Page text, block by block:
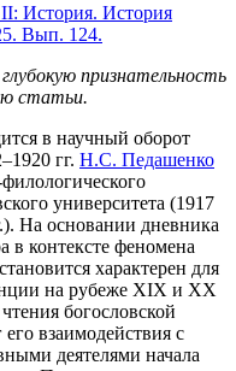
История. История
Вып. 124.
признательность
статьи.
в научный оборот
гг. Н.С. Педашенко
университета (1917
На основании дневника
в контексте феномена
характерен для
на рубеже XIX и XX
богословской
взаимодействия с
деятелями начала